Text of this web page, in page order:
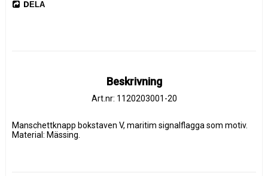
DELA
Beskrivning
Art.nr: 1120203001-20
Manschettknapp bokstaven V, maritim signalflagga som motiv.
Material: Mässing.